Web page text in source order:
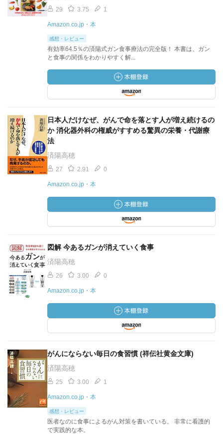
29 3.75 1
Amazon.co.jp・本
感想・レビュー
有効率64.5％の済陽式ガン食事療法の完全版！ 本書は、ガン
と食事の関係をわかりやすく解...
日本人だけなぜ、がんで命を落とす人が増え続けるの
か 消化器外科の権威がすすめる驚異の栄養・代謝療
法
済陽高穂
27 2.91 0
Amazon.co.jp・本
図解 今あるガンが消えていく食事
済陽高穂
26 3.00 0
Amazon.co.jp・本
がんにならない毎日の食習慣 (祥伝社黄金文庫)
済陽高穂
25 3.00 1
Amazon.co.jp・本
感想・レビュー
医者なのに食事によるがん対策を書いている。 非常に看護的
で実践的な本。